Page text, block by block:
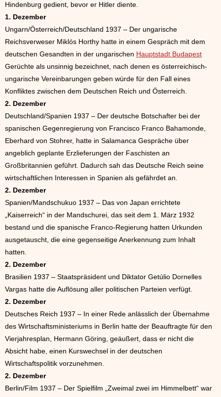
Hindenburg gedient, bevor er Hitler diente.
1. Dezember
Ungarn/Österreich/Deutschland 1937 – Der ungarische
Reichsverweser Miklós Horthy hatte in einem Gespräch mit dem
deutschen Gesandten in der ungarischen Hauptstadt Budapest
Gerüchte als unsinnig bezeichnet, nach denen es österreichisch-
ungarische Vereinbarungen geben würde für den Fall eines
Konfliktes zwischen dem Deutschen Reich und Österreich.
2. Dezember
Deutschland/Spanien 1937 – Der deutsche Botschafter bei der
spanischen Gegenregierung von Francisco Franco Bahamonde,
Eberhard von Stohrer, hatte in Salamanca Gespräche über
angeblich geplante Erzlieferungen der Faschisten an
Großbritannien geführt. Dadurch sah das Deutsche Reich seine
wirtschaftlichen Interessen in Spanien als gefährdet an.
2. Dezember
Spanien/Mandschukuo 1937 – Das von Japan errichtete
„Kaiserreich“ in der Mandschurei, das seit dem 1. März 1932
bestand und die spanische Franco-Regierung hatten Urkunden
ausgetauscht, die eine gegenseitige Anerkennung zum Inhalt
hatten.
2. Dezember
Brasilien 1937 – Staatspräsident und Diktator Getúlio Dornelles
Vargas hatte die Auflösung aller politischen Parteien verfügt.
2. Dezember
Deutsches Reich 1937 – In einer Rede anlässlich der Übernahme
des Wirtschaftsministeriums in Berlin hatte der Beauftragte für den
Vierjahresplan, Hermann Göring, geäußert, dass er nicht die
Absicht habe, einen Kurswechsel in der deutschen
Wirtschaftspolitik vorzunehmen.
2. Dezember
Berlin/Film 1937 – Der Spielfilm „Zweimal zwei im Himmelbett“ war